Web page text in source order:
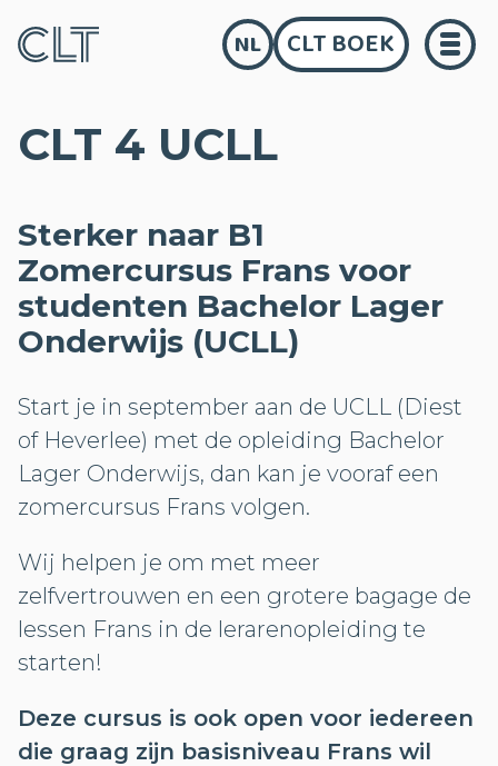
NL CLT BOEK
CLT 4 UCLL
Sterker naar B1
Zomercursus Frans voor
studenten Bachelor Lager
Onderwijs (UCLL)
Start je in september aan de UCLL (Diest
of Heverlee) met de opleiding Bachelor
Lager Onderwijs, dan kan je vooraf een
zomercursus Frans volgen.
Wij helpen je om met meer
zelfvertrouwen en een grotere bagage de
lessen Frans in de lerarenopleiding te
starten!
Deze cursus is ook open voor iedereen
die graag zijn basisniveau Frans wil